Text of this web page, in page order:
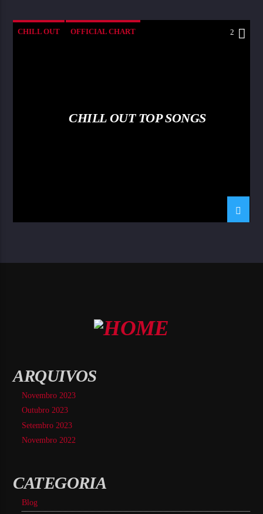
CHILL OUT OFFICIAL CHART 2
CHILL OUT TOP SONGS
ARQUIVOS
Novembro 2023
Outubro 2023
Setembro 2023
Novembro 2022
CATEGORIA
Blog